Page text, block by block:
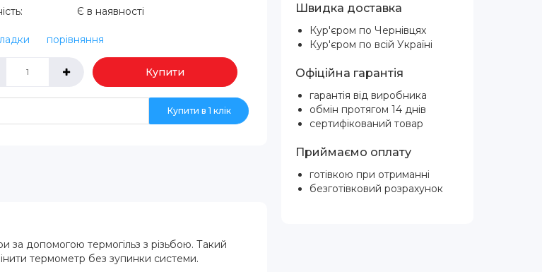
Є в наявності
порівняння
Купити
Купити в 1 клік
за допомогою термогільз з різьбою. Такий
термометр без зупинки системи.
Швидка доставка
Кур'єром по Чернівцях
Кур'єром по всій Україні
Офіційна гарантія
гарантія від виробника
обмін протягом 14 днів
сертифікований товар
Приймаємо оплату
готівкою при отриманні
безготівковий розрахунок